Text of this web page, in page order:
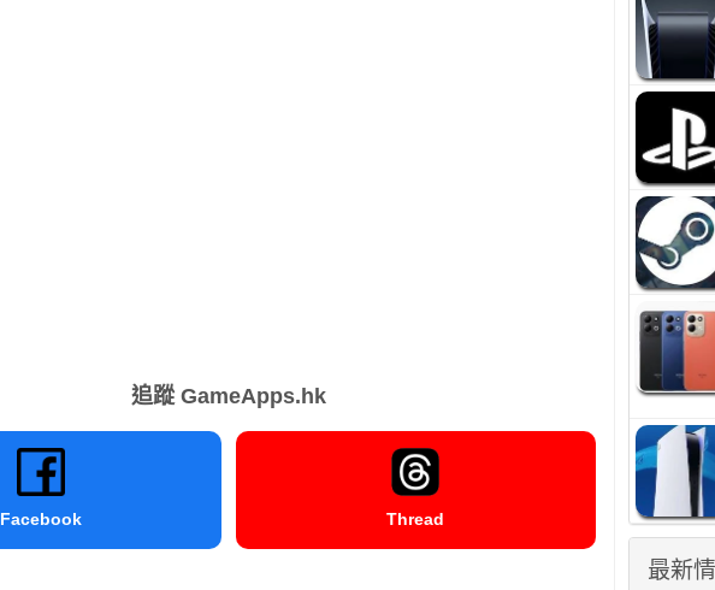
追蹤 GameApps.hk
Facebook Thread
最新